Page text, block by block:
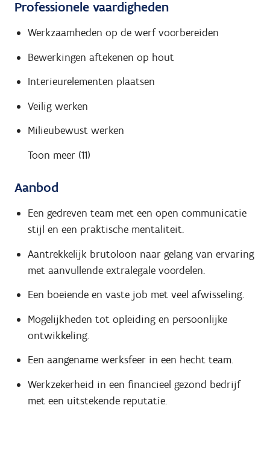
Professionele vaardigheden
Werkzaamheden op de werf voorbereiden
Bewerkingen aftekenen op hout
Interieurelementen plaatsen
Veilig werken
Milieubewust werken
Toon meer (11)
Aanbod
Een gedreven team met een open communicatie
stijl en een praktische mentaliteit.
Aantrekkelijk brutoloon naar gelang van ervaring
met aanvullende extralegale voordelen.
Een boeiende en vaste job met veel afwisseling.
Mogelijkheden tot opleiding en persoonlijke
ontwikkeling.
Een aangename werksfeer in een hecht team.
Werkzekerheid in een financieel gezond bedrijf
met een uitstekende reputatie.